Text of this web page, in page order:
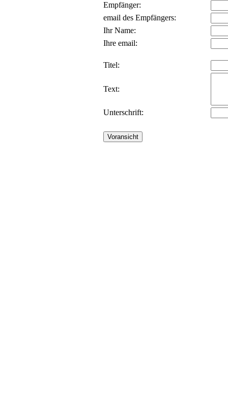
Empfänger:
email des Empfängers:
Ihr Name:
Ihre email:
Titel:
Text:
Unterschrift: